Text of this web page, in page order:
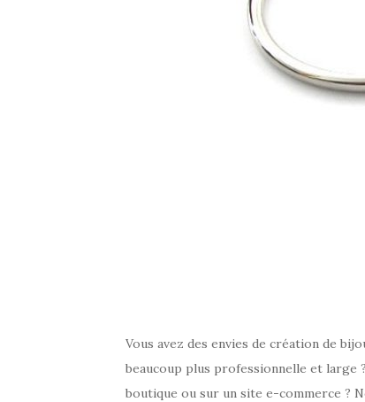
Vous avez des envies de création de
beaucoup plus professionnelle et large
boutique ou sur un site e-commerce ?